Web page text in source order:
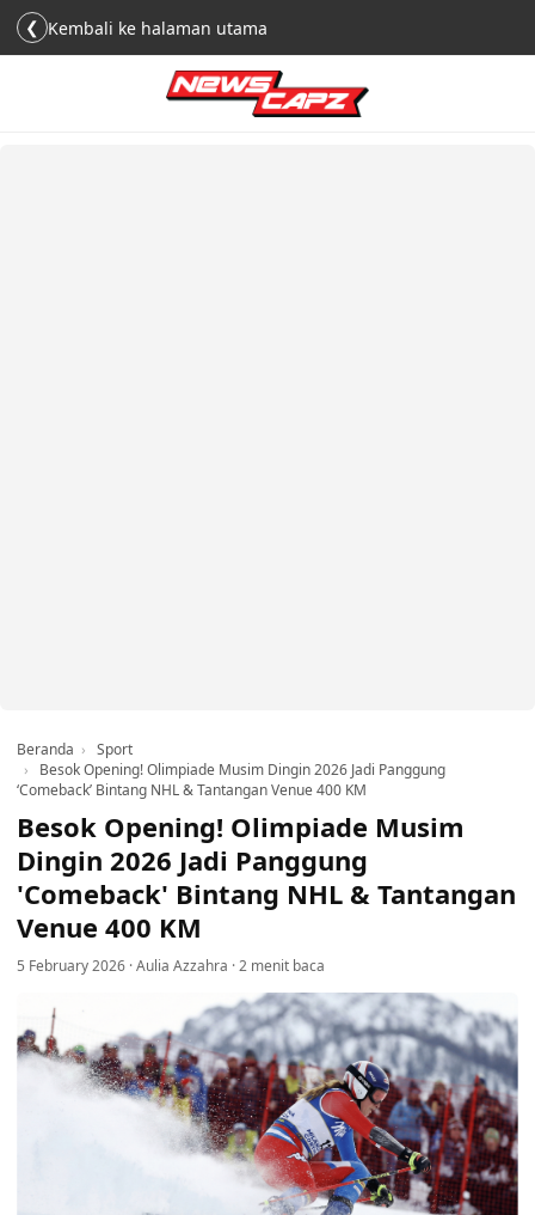
❮ Kembali ke halaman utama
Beranda
Sport
Besok Opening! Olimpiade Musim Dingin 2026 Jadi Panggung
‘Comeback’ Bintang NHL & Tantangan Venue 400 KM
Besok Opening! Olimpiade Musim
Dingin 2026 Jadi Panggung
'Comeback' Bintang NHL & Tantangan
Venue 400 KM
5 February 2026 ·Aulia Azzahra ·2 menit baca